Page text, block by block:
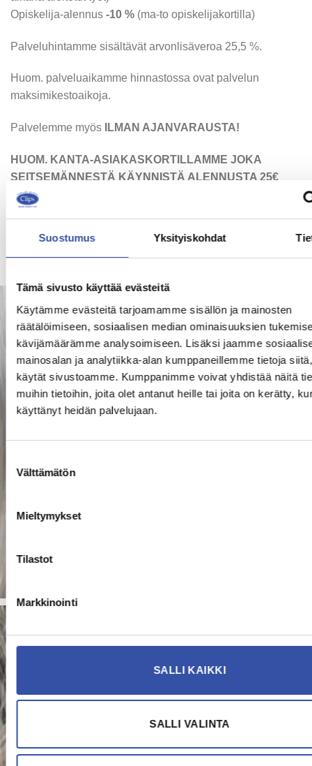
Suostumus Yksityiskohdat
Tämä sivusto käyttää evästeitä
Käytämme evästeitä tarjoamamme sisällön ja mainosten
räätälöimiseen, sosiaalisen median ominaisuuksien
kävijämäärämme analysoimiseen. Lisäksi jaamme
mainosalan ja analytiikka-alan kumppaneillemme tietoja
käytät sivustoamme. Kumppanimme voivat yhdistää näitä
muihin tietoihin, joita olet antanut heille tai joita on kerätty,
käyttänyt heidän palvelujaan.
valinta
Välttämätön
Mieltymykset
Tilastot
Markkinointi
SALLI KAIKKI
SALLI VALINTA
Opiskelija-alennus -10 % (ma-to opiskelijakortilla)
Palveluhintamme sisältävät arvonlisäveroa 25,5 %.
Huom. palveluaikamme hinnastossa ovat palvelun
maksimikestoaikoja.
Palvelemme myös ILMAN AJANVARAUSTA!
HUOM. KANTA-ASIAKASKORTILLAMME JOKA
SEITSEMÄNNESTÄ KÄYNNISTÄ ALENNUSTA 25€
PARTURI-KAMPAAMOSTAMME!